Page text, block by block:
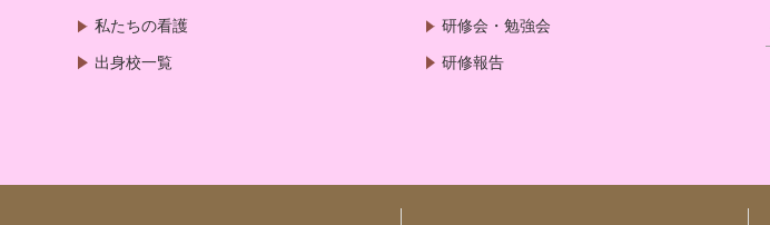
私たちの看護
出身校一覧
研修会・勉強会
研修報告